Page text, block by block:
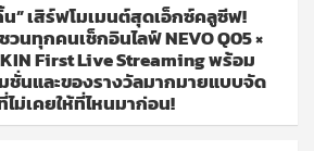
” เสิร์ฟโมเมนต์สุดเอ็กซ์คลูซีฟ!
นทุกคนเช็กอินไลฟ์ NEVO Q05 ×
First Live Streaming พร้อม
ชั่นและของรางวัลมากมายแบบจัด
ไม่เคยให้ที่ไหนมาก่อน!